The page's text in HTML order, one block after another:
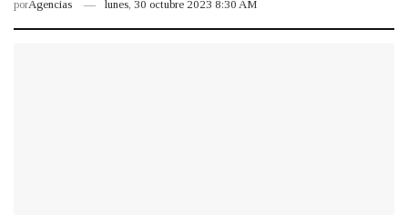
porAgencias lunes, 30 octubre 2023 8:30 AM